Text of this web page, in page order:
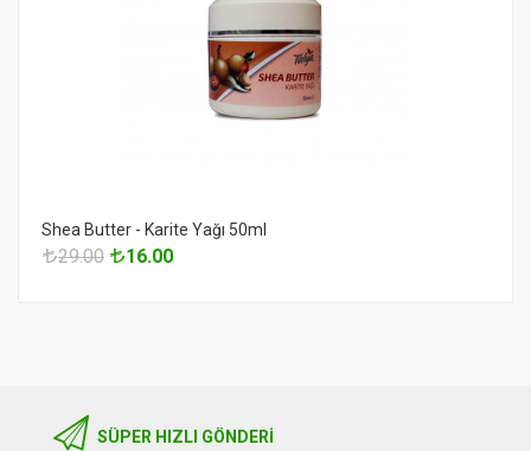
Shea Butter - Karite Yağı 50ml
29.00 16.00
SÜPER HIZLI GÖNDERI